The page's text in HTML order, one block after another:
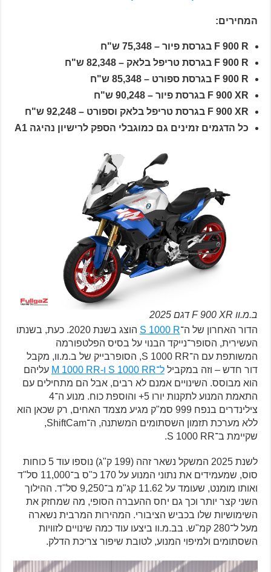
המחירים:
F 900 R בגרסת פיור – 75,348 ש"ח
F 900 R בגרסת טריפל בלאק – 82,348 ש"ח
F 900 R בגרסת ספורט – 85,348 ש"ח
F 900 XR בגרסת פיור – 90,248 ש"ח
F 900 XR בגרסת טריפל בלאק וספורט – 92,248 ש"ח
כל הדגמים זמינים גם כמוגבלי הספק לרישיון נהיגה A1
ב.מ.וו F 900 XR דגם 2025
הדור האחרון של ה־S 1000 R
הוצג בשנת 2020. כעת, בשנתו
העשירית, הסופר־נייקד הבנוי על בסיס הפלטפורמה
המשותפת עם ה־S 1000 RR, הסופרבייק של ב.מ.וו, מקבל
דור חדש – וזה במקבילל־S 1000 RR ו-M 1000 RR
עליהם
הוא מבוסס. השינויים אמנם לא רבים, אבל הם מתחילים עם
התאמת המנוע לתקנות יורו 5+ והוספת כוח. מנוע ה־4
צילינדרים בנפח 999 סמ"ק מגיע מצמד האחים, רק שכאן הוא
ללא מערכת תזמון השסתומים המשתנה, ה־ShiftCam,
שקיימת ב־S 1000 RR.
לשנת 2025 המשקל נשאר זהה (199 ק"ג) נוספו עוד 5 כוחות
סוס, שמעמידים את נתוני המנוע על 170 כ"ס ב־11,000 סל"ד
ואותו מומנט, שעומד על 11.62 קג"מ ב־9,250 סל"ד. ההילוך
השני קצר יותר וכך גם יחס ההעברה הסופי, מה שמחזק את
השימושיות שלו בכביש הציבורי. המהירות המרבית נשארה
מעל ל־280 קמ"ש. בב.מ.וו ביצעו עוד כמה שינויים לזוויות
השסתומים ולמיפוי המנוע, לטובת שיפור צריכת הדלק.